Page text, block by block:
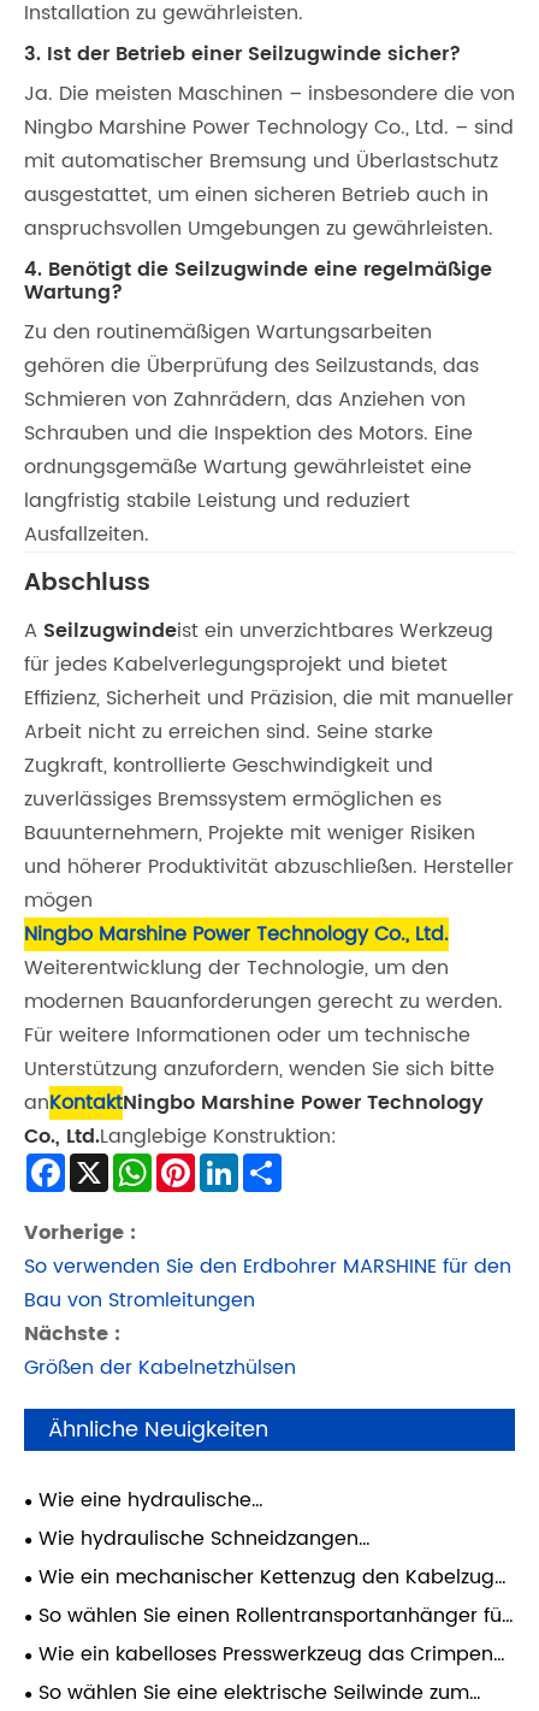
Installation zu gewährleisten.
3. Ist der Betrieb einer Seilzugwinde sicher?
Ja. Die meisten Maschinen – insbesondere die von
Ningbo Marshine Power Technology Co., Ltd. – sind
mit automatischer Bremsung und Überlastschutz
ausgestattet, um einen sicheren Betrieb auch in
anspruchsvollen Umgebungen zu gewährleisten.
4. Benötigt die Seilzugwinde eine regelmäßige
Wartung?
Zu den routinemäßigen Wartungsarbeiten
gehören die Überprüfung des Seilzustands, das
Schmieren von Zahnrädern, das Anziehen von
Schrauben und die Inspektion des Motors. Eine
ordnungsgemäße Wartung gewährleistet eine
langfristig stabile Leistung und reduziert
Ausfallzeiten.
Abschluss
A Seilzugwindeist ein unverzichtbares Werkzeug
für jedes Kabelverlegungsprojekt und bietet
Effizienz, Sicherheit und Präzision, die mit manueller
Arbeit nicht zu erreichen sind. Seine starke
Zugkraft, kontrollierte Geschwindigkeit und
zuverlässiges Bremssystem ermöglichen es
Bauunternehmern, Projekte mit weniger Risiken
und höherer Produktivität abzuschließen. Hersteller
mögen
Ningbo Marshine Power Technology Co., Ltd.
Weiterentwicklung der Technologie, um den
modernen Bauanforderungen gerecht zu werden.
Für weitere Informationen oder um technische
Unterstützung anzufordern, wenden Sie sich bitte
anKontaktNingbo Marshine Power Technology
Co., Ltd.Langlebige Konstruktion:
Facebook
X WhatsApp
Pinterest
LinkedIn
Vorherige :
So verwenden Sie den Erdbohrer MARSHINE für den
Bau von Stromleitungen
Nächste :
Größen der Kabelnetzhülsen
Ähnliche Neuigkeiten
Wie eine hydraulische
Sammelschienenmaschine den Aufbau
elektrischer Schalttafeln verbessert
Wie hydraulische Schneidzangen
Hochleistungskabel handhaben
Wie ein mechanischer Kettenzug den Kabelzug
verbessert
So wählen Sie einen Rollentransportanhänger für
die Kabelinstallation aus
Wie ein kabelloses Presswerkzeug das Crimpen
von Kabeln verbessert
So wählen Sie eine elektrische Seilwinde zum